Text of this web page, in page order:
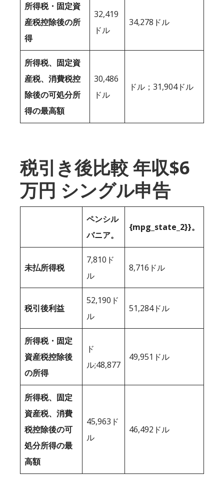
所得税・固定資
産税控除後の所
得
32,419
ドル
34,278ドル
所得税、固定資
産税、消費税控
除後の可処分所
得の最高額
30,486
ドル
ドル；31,904ドル
税引き後比較 年収$6
万円 シングル申告
ペンシル
バニア。
{mpg_state_2}}。
未払所得税
7,810ド
ル
8,716ドル
税引後利益
52,190ド
ル
51,284ドル
所得税・固定
資産税控除後
の所得
ド
ル;48,877
49,951ドル
所得税、固定
資産税、消費
税控除後の可
処分所得の最
高額
45,963ド
ル
46,492ドル